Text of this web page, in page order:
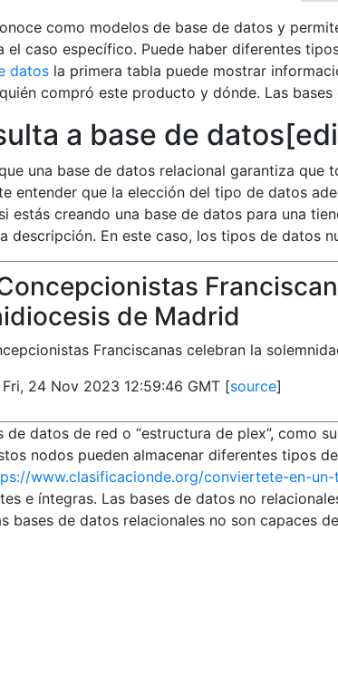
como modelos de base de datos y
el caso específico. Puede haber diferentes
datos la primera tabla puede mostrar
compró este producto y dónde. Las
a base de
una base de datos relacional garantiza
entender que la elección del tipo de datos
estás creando una base de datos para una
descripción. En este caso, los tipos de datos
de Madrid
Franciscanas celebran la
Fri, 24 Nov 2023 12:59:46 GMT [source]
de datos de red o “estructura de plex”, como
nodos pueden almacenar diferentes tipos
www.clasificacionde.org/conviertete-en-
e íntegras. Las bases de datos no
bases de datos relacionales no son capaces